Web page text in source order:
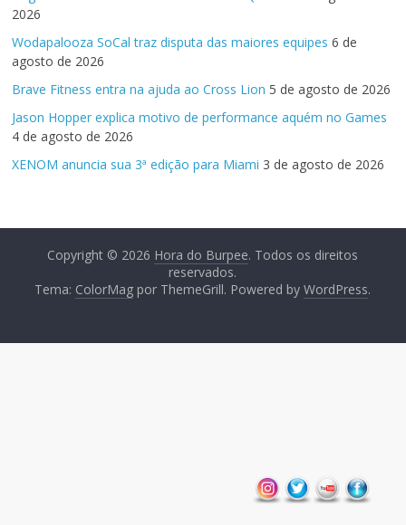
2026
Wodapalooza SoCal traz disputa das maiores equipes 6 de
agosto de 2026
Brave Fitness entra na ajuda ao Cross Lion 5 de agosto de 2026
Jason Hopper explica motivo de performance aquém no Games
4 de agosto de 2026
XENOM anuncia sua 3ª edição para Miami 3 de agosto de 2026
Copyright © 2026 Hora do Burpee. Todos os direitos
reservados.
Tema: ColorMag por ThemeGrill. Powered byWordPress.